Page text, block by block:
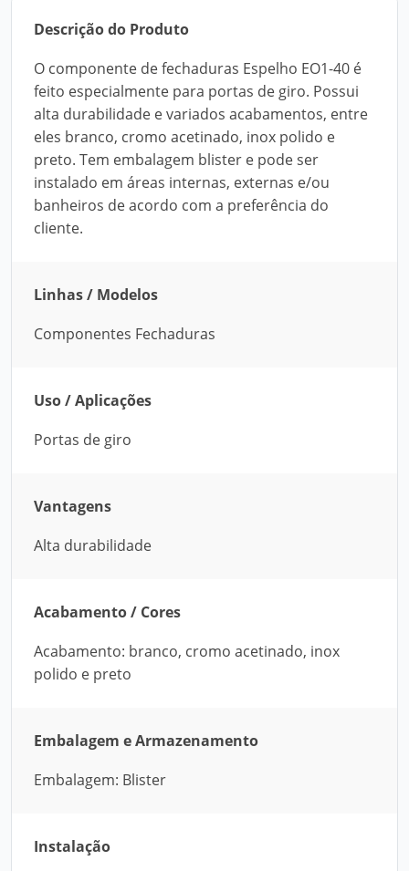
Descrição do Produto
O componente de fechaduras Espelho EO1-40 é
feito especialmente para portas de giro. Possui
alta durabilidade e variados acabamentos, entre
eles branco, cromo acetinado, inox polido e
preto. Tem embalagem blister e pode ser
instalado em áreas internas, externas e/ou
banheiros de acordo com a preferência do
cliente.
Linhas / Modelos
Componentes Fechaduras
Uso / Aplicações
Portas de giro
Vantagens
Alta durabilidade
Acabamento / Cores
Acabamento: branco, cromo acetinado, inox
polido e preto
Embalagem e Armazenamento
Embalagem: Blister
Instalação